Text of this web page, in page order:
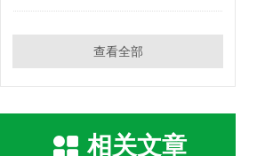
查看全部
相关文章